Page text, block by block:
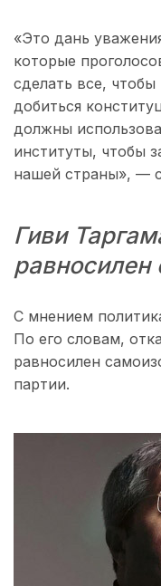
«Это дань
которые
сделать все,
добиться
должны
институты, чтобы
нашей страны», —
Гиви
равносилен
С мнением
По его словам,
равносилен
партии.